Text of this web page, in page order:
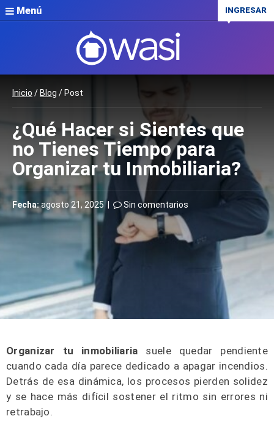
Menú INGRESAR
Inicio / Blog / Post
¿Qué Hacer si Sientes que
no Tienes Tiempo para
Organizar tu Inmobiliaria?
Fecha:agosto 21, 2025 | Sin comentarios
Organizar tu inmobiliaria suele quedar pendiente
cuando cada día parece dedicado a apagar incendios.
Detrás de esa dinámica, los procesos pierden solidez
y se hace más difícil sostener el ritmo sin errores ni
retrabajo.